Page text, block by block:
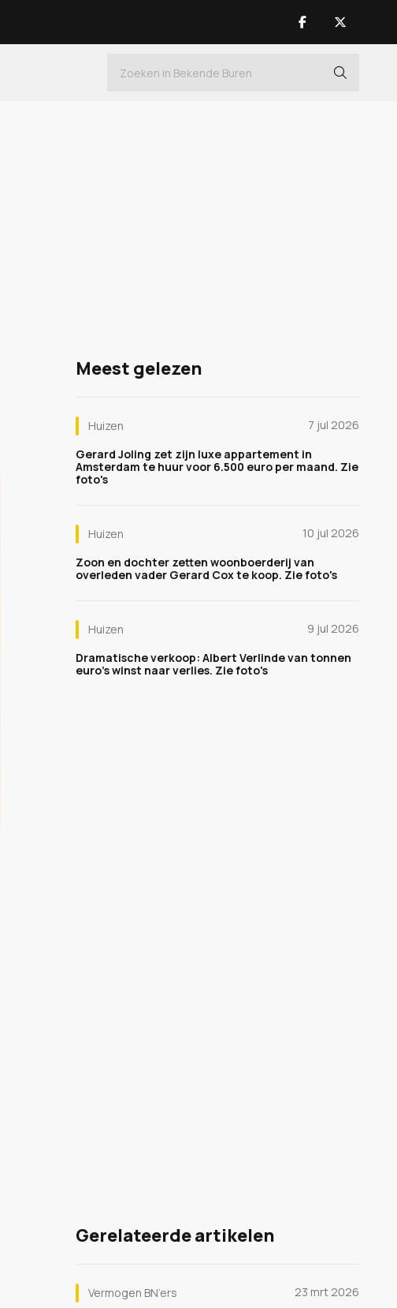
Meest gelezen
Huizen
7 jul 2026
Gerard Joling zet zijn luxe appartement in
Amsterdam te huur voor 6.500 euro per maand. Zie
foto's
Huizen
10 jul 2026
Zoon en dochter zetten woonboerderij van
overleden vader Gerard Cox te koop. Zie foto's
Huizen
9 jul 2026
Dramatische verkoop: Albert Verlinde van tonnen
euro's winst naar verlies. Zie foto's
Gerelateerde artikelen
Vermogen BN’ers
23 mrt 2026